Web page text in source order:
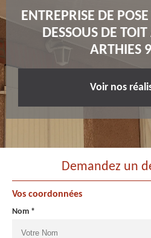
ENTREPRISE DE
DESSOUS DE
ARTHIES
Voir nos
Demandez un
Vos coordonnées
Nom *